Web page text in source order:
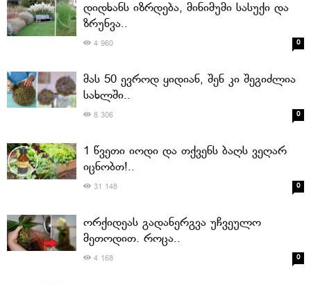
დიდხანს იზრდება, მინიმუმი სასუქი და
ზრუნვა..
4 960 0
მას 50 ევროდ ყიდიან, შენ კი შეგიძლია
სახლში..
8 306 0
1 წვეთი იოდი და თქვენს ბაღს ვეღარ
იცნობთ!..
31 148 0
ორქიდეას გადანერგვა უჩვეულო
მეთოდით. როცა..
4 168 0